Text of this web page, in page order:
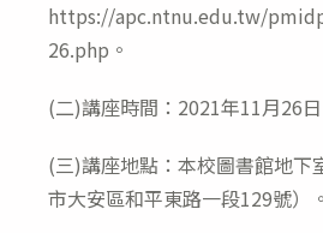
https://apc.ntnu.edu.tw/
26.php。
(二)講座時間：2021年11月26日
(三)講座地點：本校圖書館地下
市大安區和平東路一段129號）。